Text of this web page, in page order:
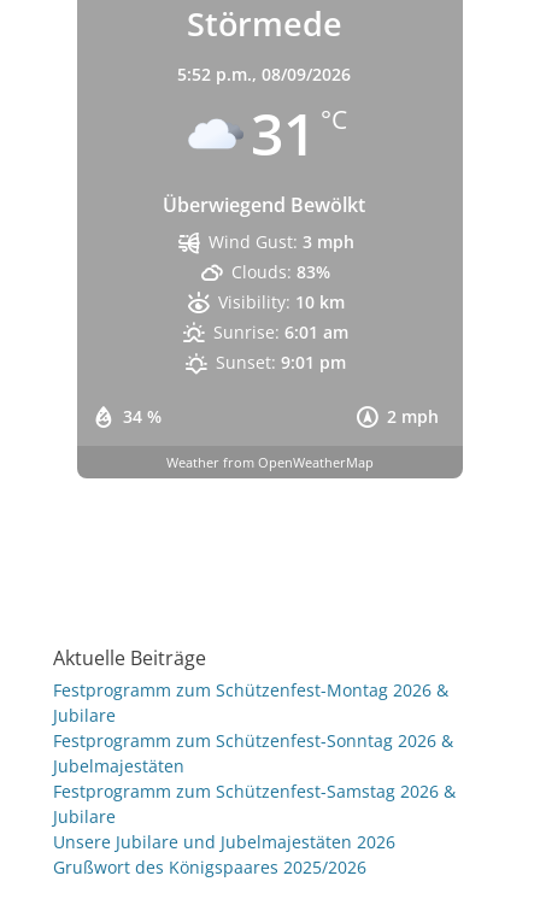
Störmede
5:52 p.m., 08/09/2026
31 °C
Überwiegend Bewölkt
34 % 2 mph
Wind Gust: 3 mph
Clouds: 83%
Visibility: 10 km
Sunrise: 6:01 am
Sunset: 9:01 pm
Weather from OpenWeatherMap
Aktuelle Beiträge
Festprogramm zum Schützenfest-Montag 2026 &
Jubilare
Festprogramm zum Schützenfest-Sonntag 2026 &
Jubelmajestäten
Festprogramm zum Schützenfest-Samstag 2026 &
Jubilare
Unsere Jubilare und Jubelmajestäten 2026
Grußwort des Königspaares 2025/2026